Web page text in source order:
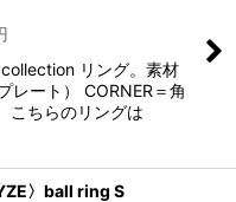
リング。素材
レート） CORNER＝角
こちらのリングは
〉ball ring S